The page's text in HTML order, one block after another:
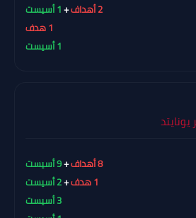
+1 أسيست
+9 أسيست
+2 أسيست